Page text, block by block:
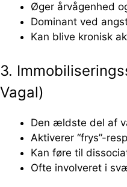
Øger årvågenhed
Dominant ved
Kan blive kronisk
3.
Vagal)
Den ældste del af
Aktiverer “frys”-
Kan føre til
Ofte involveret i